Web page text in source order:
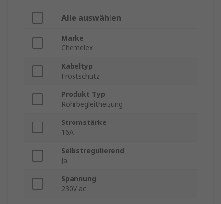
Alle auswählen
Marke
Chemelex
Kabeltyp
Frostschutz
Produkt Typ
Rohrbegleitheizung
Stromstärke
16A
Selbstregulierend
Ja
Spannung
230V ac